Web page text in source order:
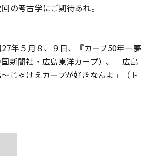
の考古学にご期待あれ。
27年５月８、９日、『カープ50年—夢
新聞社・広島東洋カープ）、『広島
じゃけえカープが好きなんよ』（ト